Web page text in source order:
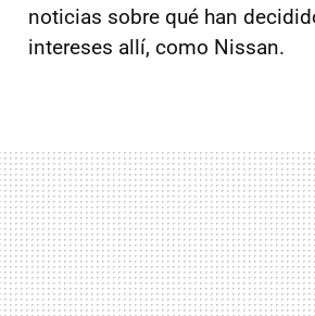
noticias sobre qué han
intereses allí, como Nissan.